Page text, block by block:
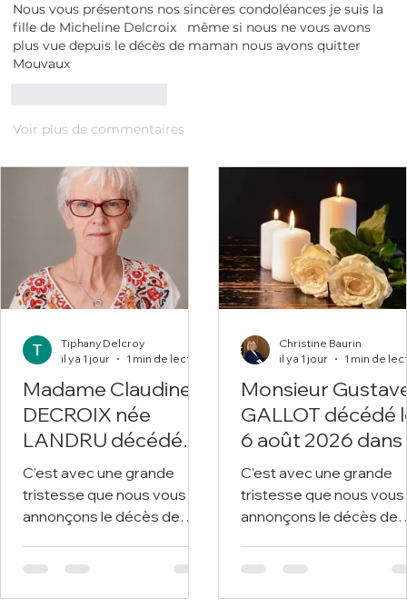
Madame Claudine
DECROIX née
LANDRU décédée
le 6 août 2026 à
l'âge de 74 ans.
C’est avec une grande
tristesse que nous vous
annonçons le décès de
DECROIX survenu le 6 août
invitons à utiliser cet
Tiphany Delcroy
il y a 1 jour
1 min de lecture
Monsieur
GALLOT décédé
6 août 2026 dans
99ème année.
C’est avec une grande
tristesse que nous vous
annonçons le décès de
1er août 2026 à Liévin Nous
espace pour laisser vos
Christine Baurin
il y a 1 jour
1 min de
Nous vous présentons nos sincères condoléances je suis la
fille de Micheline Delcroix   même si nous ne vous avons
plus vue depuis le décès de maman nous avons quitter
Mouvaux
Voir plus de commentaires